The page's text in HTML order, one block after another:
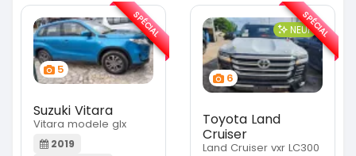
5
Suzuki Vitara
Vitara modele glx
2019
SPÉCIAL
6
NEUF
Toyota Land
Cruiser
Land Cruiser vxr LC300
SPÉCIAL